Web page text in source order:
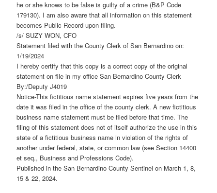
he or she knows to be false is guilty of a crime (B&P Code
179130). I am also aware that all information on this statement
becomes Public Record upon filing.
/s/ SUZY WON, CFO
Statement filed with the County Clerk of San Bernardino on:
1/19/2024
I hereby certify that this copy is a correct copy of the original
statement on file in my office San Bernardino County Clerk
By:/Deputy J4019
Notice-This fictitious name statement expires five years from the
date it was filed in the office of the county clerk. A new fictitious
business name statement must be filed before that time. The
filing of this statement does not of itself authorize the use in this
state of a fictitious business name in violation of the rights of
another under federal, state, or common law (see Section 14400
et seq., Business and Professions Code).
Published in the San Bernardino County Sentinel on March 1, 8,
15 & 22, 2024.